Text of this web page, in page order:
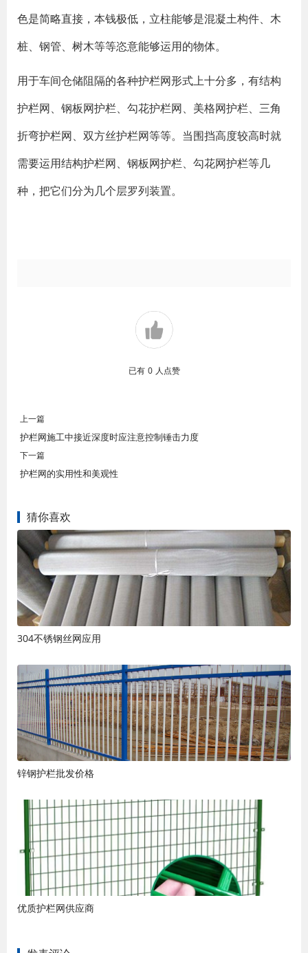
色是简略直接，本钱极低，立柱能够是混凝土构件、木
桩、钢管、树木等等恣意能够运用的物体。
用于车间仓储阻隔的各种护栏网形式上十分多，有结构
护栏网、钢板网护栏、勾花护栏网、美格网护栏、三角
折弯护栏网、双方丝护栏网等等。当围挡高度较高时就
需要运用结构护栏网、钢板网护栏、勾花网护栏等几
种，把它们分为几个层罗列装置。
已有 0 人点赞
上一篇
护栏网施工中接近深度时应注意控制锤击力度
下一篇
护栏网的实用性和美观性
猜你喜欢
304不锈钢丝网应用
锌钢护栏批发价格
优质护栏网供应商